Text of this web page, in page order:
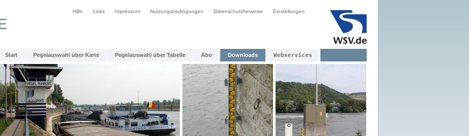
Hilfe Links Impressum Nutzungsbedingungen Datenschutzhinweise Einstellungen
Start Pegelauswahl über Karte Pegelauswahl über Tabelle Abo Downloads Webservices